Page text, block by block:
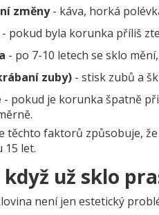
změny- káva, horká
- pokud byla korunka příliš
- po 7-10 letech se sklo
zuby) - stisk zubů a
- pokud je korunka špatně
těchto faktorů způsobuje,
let.
už sklo
není jen estetický